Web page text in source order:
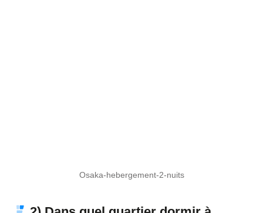
Osaka-hebergement-2-nuits